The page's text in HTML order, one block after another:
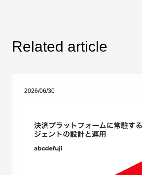
Related article
2026/06/30